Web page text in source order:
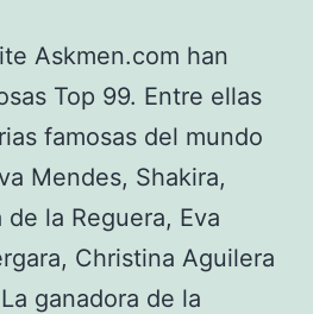
Askmen.com han
Top 99. Entre ellas
famosas del mundo
Mendes, Shakira,
la Reguera, Eva
Christina Aguilera
ganadora de la